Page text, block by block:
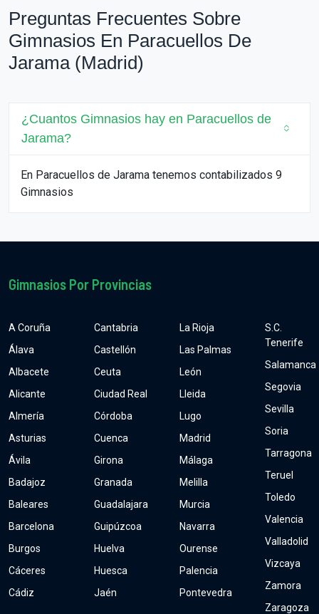
Preguntas Frecuentes Sobre
Gimnasios En Paracuellos De
Jarama (Madrid)
¿Cuantos Gimnasios hay en Paracuellos de
Jarama?
En Paracuellos de Jarama tenemos contabilizados 9
Gimnasios
Gimnasios Por Provincias
A Coruña
Álava
Albacete
Alicante
Almería
Asturias
Ávila
Badajoz
Baleares
Barcelona
Burgos
Cáceres
Cádiz
Cantabria
Castellón
Ceuta
Ciudad Real
Córdoba
Cuenca
Girona
Granada
Guadalajara
Guipúzcoa
Huelva
Huesca
Jaén
La Rioja
Las Palmas
León
Lleida
Lugo
Madrid
Málaga
Melilla
Murcia
Navarra
Ourense
Palencia
Pontevedra
S.C.
Tenerife
Salamanca
Segovia
Sevilla
Soria
Tarragona
Teruel
Toledo
Valencia
Valladolid
Vizcaya
Zamora
Zaragoza